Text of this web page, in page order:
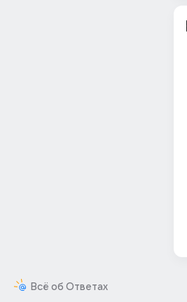
Всё об Ответах